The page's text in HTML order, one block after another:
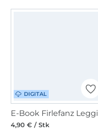
DIGITAL
4,90 € / Stk